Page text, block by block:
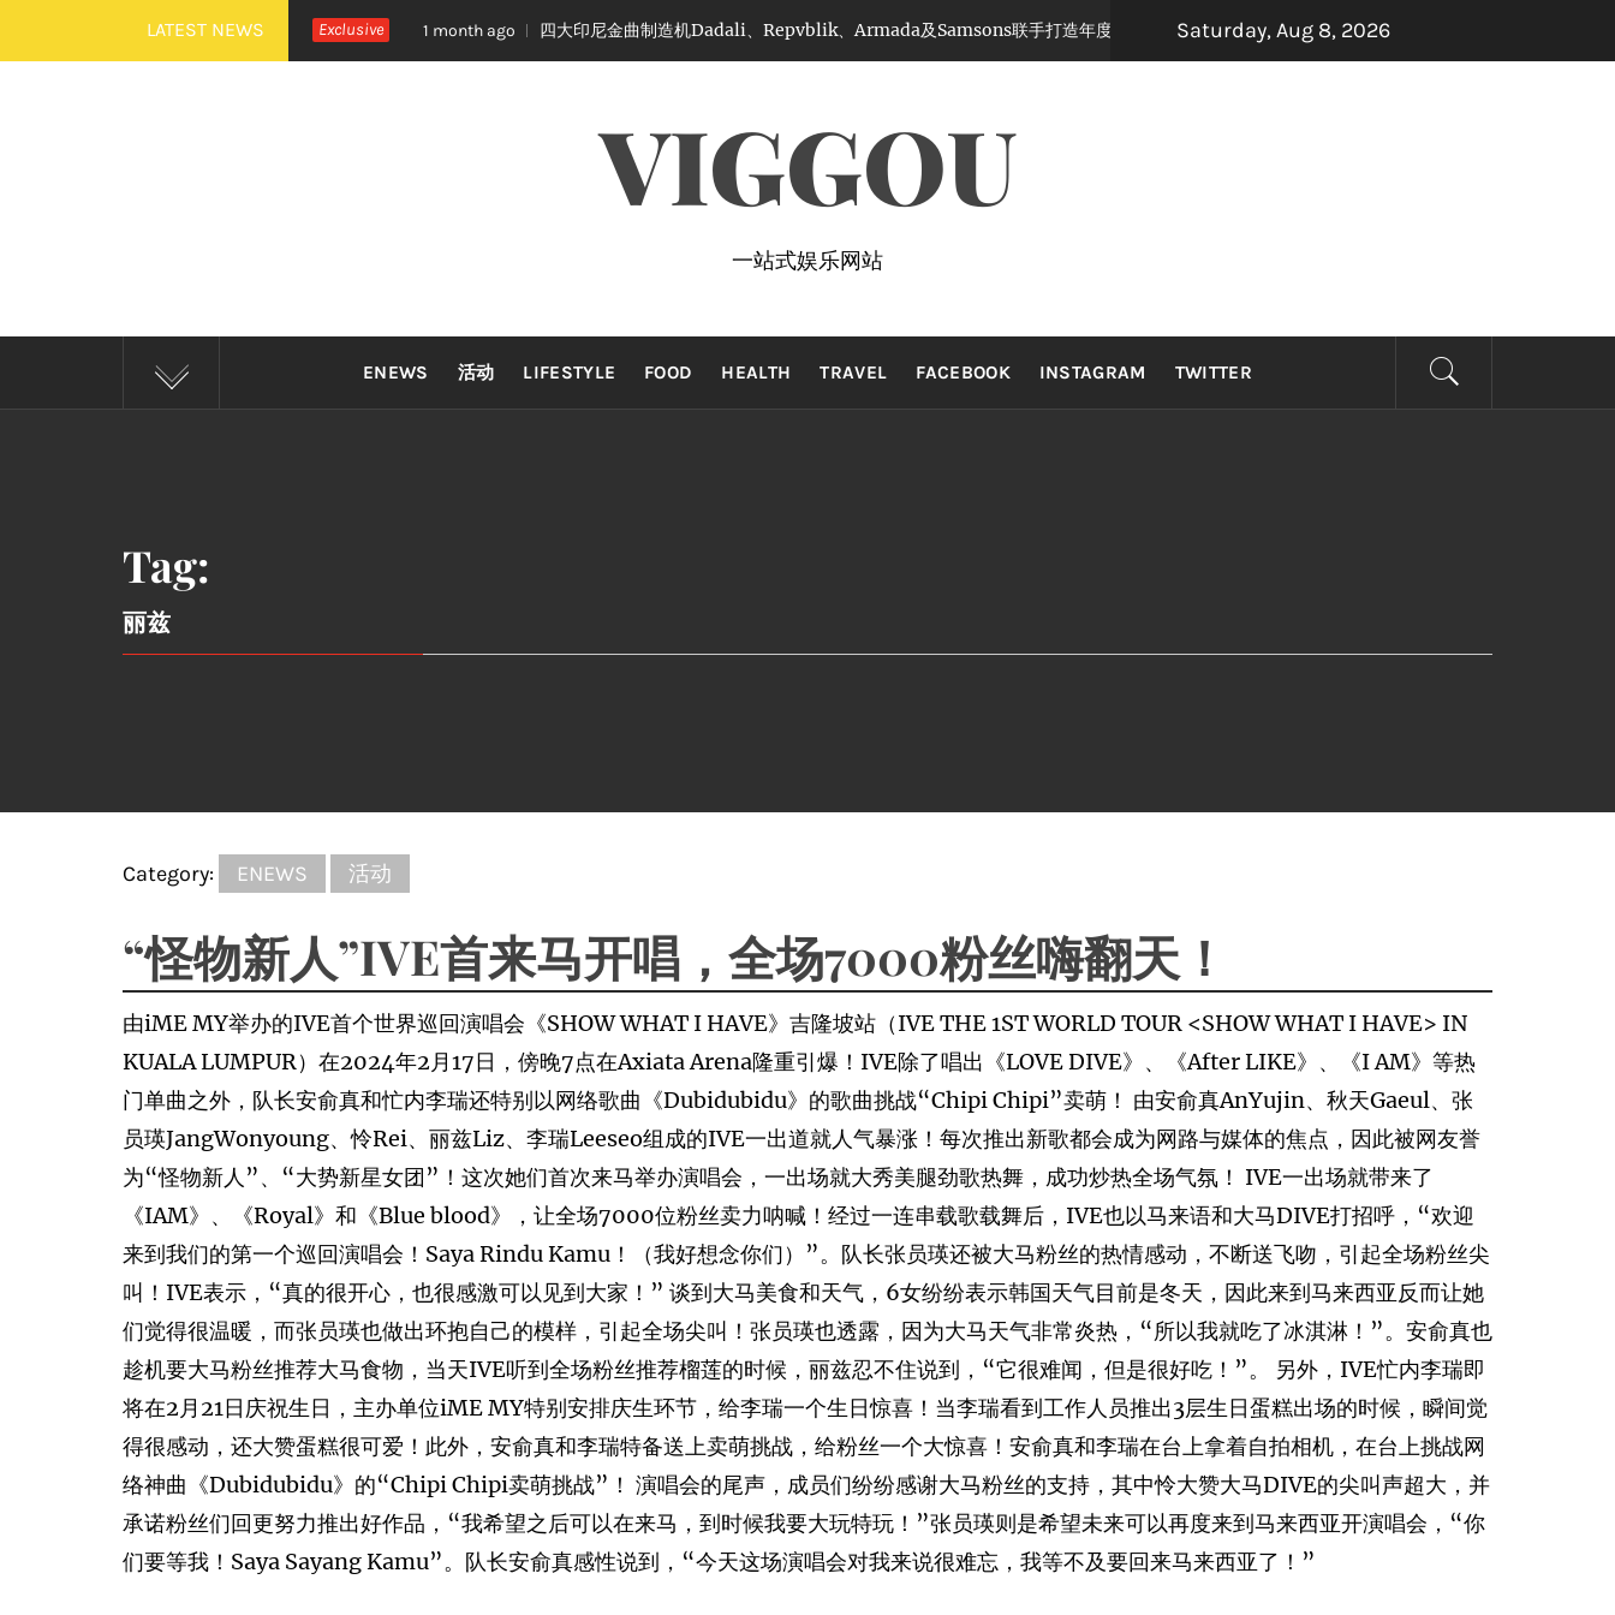
to
LATEST NEWS Exclusive
秉治《活着 Alive》巡演 Zepp KL 热血开唱 1 month ago 四大印尼金曲制造机Dadali、Repvblik、Armada及Samsons联手打造年度最强怀旧音乐盛宴，8月22日，约定你一起唱响青春！
Saturday, Aug 8, 2026
VIGGOU
一站式娱乐网站
ENEWS 活动 LIFESTYLE FOOD HEALTH TRAVEL FACEBOOK INSTAGRAM TWITTER
Tag:
丽兹
Category: ENEWS 活动
“怪物新人”IVE首来马开唱，全场7000粉丝嗨翻天！
由iME MY举办的IVE首个世界巡回演唱会《SHOW WHAT I HAVE》吉隆坡站（IVE THE 1ST WORLD TOUR <SHOW WHAT I HAVE> IN
KUALA LUMPUR）在2024年2月17日，傍晚7点在Axiata Arena隆重引爆！IVE除了唱出《LOVE DIVE》、《After LIKE》、《I AM》等热
门单曲之外，队长安俞真和忙内李瑞还特别以网络歌曲《Dubidubidu》的歌曲挑战“Chipi Chipi”卖萌！ 由安俞真AnYujin、秋天Gaeul、张
员瑛JangWonyoung、怜Rei、丽兹Liz、李瑞Leeseo组成的IVE一出道就人气暴涨！每次推出新歌都会成为网路与媒体的焦点，因此被网友誉
为“怪物新人”、“大势新星女团”！这次她们首次来马举办演唱会，一出场就大秀美腿劲歌热舞，成功炒热全场气氛！ IVE一出场就带来了
《IAM》、《Royal》和《Blue blood》，让全场7000位粉丝卖力呐喊！经过一连串载歌载舞后，IVE也以马来语和大马DIVE打招呼，“欢迎
来到我们的第一个巡回演唱会！Saya Rindu Kamu！（我好想念你们）”。队长张员瑛还被大马粉丝的热情感动，不断送飞吻，引起全场粉丝尖
叫！IVE表示，“真的很开心，也很感激可以见到大家！” 谈到大马美食和天气，6女纷纷表示韩国天气目前是冬天，因此来到马来西亚反而让她
们觉得很温暖，而张员瑛也做出环抱自己的模样，引起全场尖叫！张员瑛也透露，因为大马天气非常炎热，“所以我就吃了冰淇淋！”。安俞真也
趁机要大马粉丝推荐大马食物，当天IVE听到全场粉丝推荐榴莲的时候，丽兹忍不住说到，“它很难闻，但是很好吃！”。 另外，IVE忙内李瑞即
将在2月21日庆祝生日，主办单位iME MY特别安排庆生环节，给李瑞一个生日惊喜！当李瑞看到工作人员推出3层生日蛋糕出场的时候，瞬间觉
得很感动，还大赞蛋糕很可爱！此外，安俞真和李瑞特备送上卖萌挑战，给粉丝一个大惊喜！安俞真和李瑞在台上拿着自拍相机，在台上挑战网
络神曲《Dubidubidu》的“Chipi Chipi卖萌挑战”！ 演唱会的尾声，成员们纷纷感谢大马粉丝的支持，其中怜大赞大马DIVE的尖叫声超大，并
承诺粉丝们回更努力推出好作品，“我希望之后可以在来马，到时候我要大玩特玩！”张员瑛则是希望未来可以再度来到马来西亚开演唱会，“你
们要等我！Saya Sayang Kamu”。队长安俞真感性说到，“今天这场演唱会对我来说很难忘，我等不及要回来马来西亚了！”